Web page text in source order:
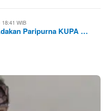
18:41 WIB
Paripurna KUPA …